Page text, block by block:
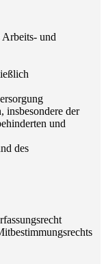
und
insbesondere der
und
des